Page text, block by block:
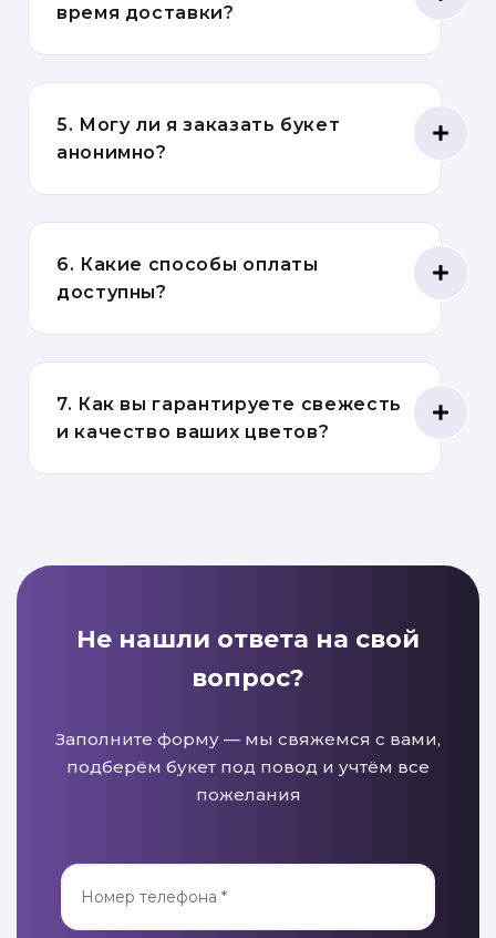
время доставки?
5. Могу ли я заказать букет
анонимно?
6. Какие способы оплаты
доступны?
7. Как вы гарантируете свежесть
и качество ваших цветов?
Не нашли ответа на свой
вопрос?
Заполните форму — мы свяжемся с вами,
подберём букет под повод и учтём все
пожелания